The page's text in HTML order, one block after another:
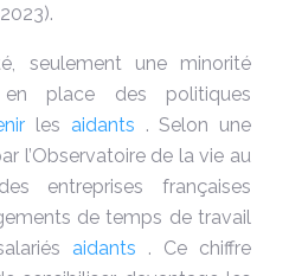
seulement une minorité
en place des politiques
les aidants . Selon une
l’Observatoire de la vie au
entreprises françaises
de temps de travail
aidants . Ce chiffre